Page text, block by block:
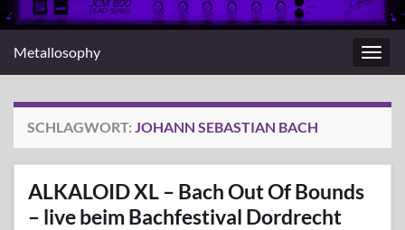
Metallosophy
SCHLAGWORT: JOHANN SEBASTIAN BACH
ALKALOID XL – Bach Out Of Bounds
– live beim Bachfestival Dordrecht